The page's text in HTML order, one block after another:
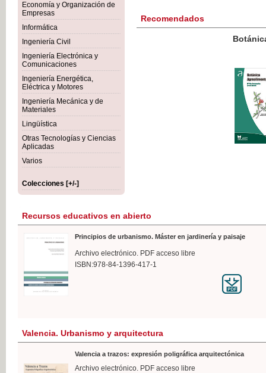
Economía y Organización de
Empresas
Informática
Ingeniería Civil
Ingeniería Electrónica y
Comunicaciones
Ingeniería Energética,
Eléctrica y Motores
Ingeniería Mecánica y de
Materiales
Lingüística
Otras Tecnologías y Ciencias
Aplicadas
Varios
Colecciones [+/-]
Recomendados
Botánica Agroalimentaria
IVA
Recursos educativos en abierto
Principios de urbanismo. Máster en jardinería y paisaje
Archivo electrónico. PDF acceso libre
ISBN:978-84-1396-417-1
Valencia. Urbanismo y arquitectura
Valencia a trazos: expresión poligráfica arquitectónica
Archivo electrónico. PDF acceso libre